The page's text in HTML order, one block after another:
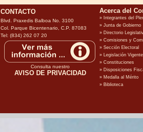
CONTACTO
Blvd. Praxedis Balboa No. 3100
Col. Parque Bicentenario, C.P. 87083
Tel: (834) 262 07 20
Consulta nuestro
AVISO DE PRIVACIDAD